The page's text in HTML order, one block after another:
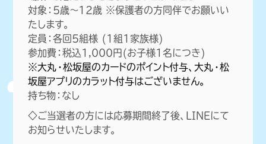
対象：5歳～12歳 ※保護者の方同伴でお願いい
たします。
定員：各回5組様 (1組1家族様)
参加費：税込1,000円(お子様1名につき)
※大丸・松坂屋のカードのポイント付与、大丸・松
坂屋アプリのカラット付与はございません。
持ち物：なし
◇ご当選者の方には応募期間終了後、LINEにて
お知らせいたします。